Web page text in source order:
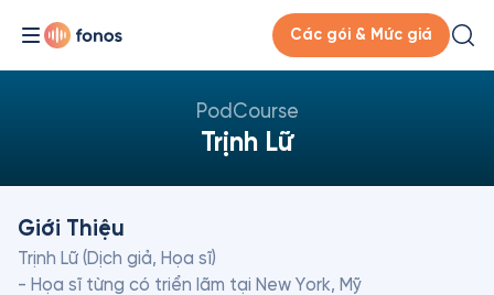
Các gói & Mức giá
PodCourse
Trịnh Lữ
Giới Thiệu
Trịnh Lữ (Dịch giả, Họa sĩ)
- Họa sĩ từng có triển lãm tại New York, Mỹ